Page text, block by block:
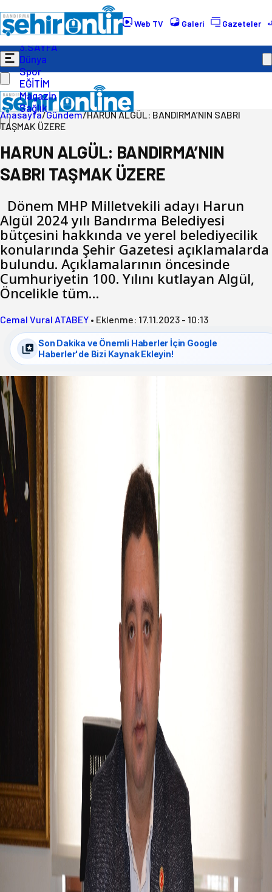
Web TV Galeri Gazeteler
Gündem
Ekonomi
Politika
3.SAYFA
Dünya
Spor
EĞİTİM
Magazin
Sağlık
Anasayfa/Gündem/HARUN ALGÜL: BANDIRMA’NIN SABRI
TAŞMAK ÜZERE
HARUN ALGÜL: BANDIRMA’NIN
SABRI TAŞMAK ÜZERE
Dönem MHP Milletvekili adayı Harun
Algül 2024 yılı Bandırma Belediyesi
bütçesini hakkında ve yerel belediyecilik
konularında Şehir Gazetesi açıklamalarda
bulundu. Açıklamalarının öncesinde
Cumhuriyetin 100. Yılını kutlayan Algül,
Öncelikle tüm…
Cemal Vural ATABEY • Eklenme: 17.11.2023 - 10:13
Son Dakika ve Önemli Haberler İçin Google
Haberler'de Bizi Kaynak Ekleyin!